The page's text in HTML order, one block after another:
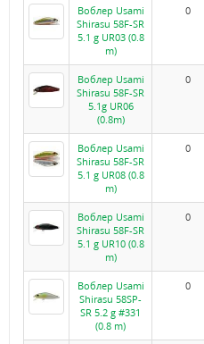
Воблер Usami
Shirasu 58F-SR
5.1 g UR03 (0.8
m)
0
Воблер Usami
Shirasu 58F-SR
5.1g UR06
(0.8m)
0
Воблер Usami
Shirasu 58F-SR
5.1 g UR08 (0.8
m)
0
Воблер Usami
Shirasu 58F-SR
5.1 g UR10 (0.8
m)
0
Воблер Usami
Shirasu 58SP-
SR 5.2 g #331
(0.8 m)
0